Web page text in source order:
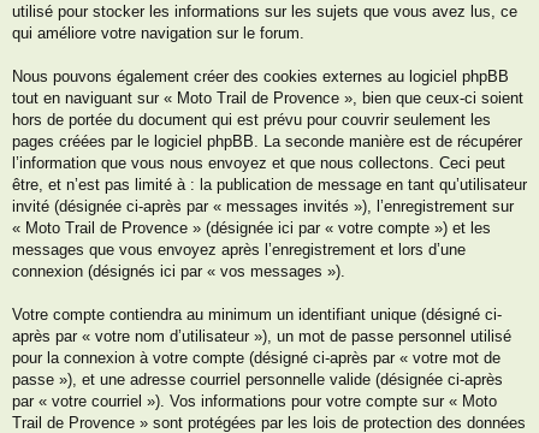
utilisé pour stocker les informations sur les sujets que vous avez lus, ce
qui améliore votre navigation sur le forum.
Nous pouvons également créer des cookies externes au logiciel phpBB
tout en naviguant sur « Moto Trail de Provence », bien que ceux-ci soient
hors de portée du document qui est prévu pour couvrir seulement les
pages créées par le logiciel phpBB. La seconde manière est de récupérer
l’information que vous nous envoyez et que nous collectons. Ceci peut
être, et n’est pas limité à : la publication de message en tant qu’utilisateur
invité (désignée ci-après par « messages invités »), l’enregistrement sur
« Moto Trail de Provence » (désignée ici par « votre compte ») et les
messages que vous envoyez après l’enregistrement et lors d’une
connexion (désignés ici par « vos messages »).
Votre compte contiendra au minimum un identifiant unique (désigné ci-
après par « votre nom d’utilisateur »), un mot de passe personnel utilisé
pour la connexion à votre compte (désigné ci-après par « votre mot de
passe »), et une adresse courriel personnelle valide (désignée ci-après
par « votre courriel »). Vos informations pour votre compte sur « Moto
Trail de Provence » sont protégées par les lois de protection des données